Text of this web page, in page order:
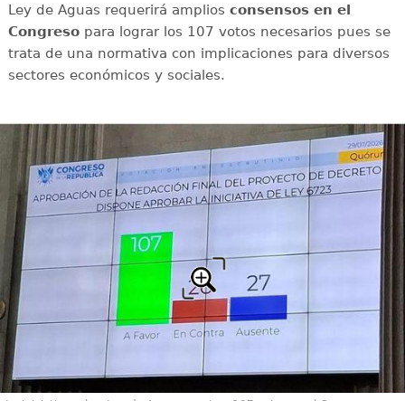
Ley de Aguas requerirá amplios consensos en el
Congresopara lograr los 107 votos necesarios pues se
trata de una normativa con implicaciones para diversos
sectores económicos y sociales.